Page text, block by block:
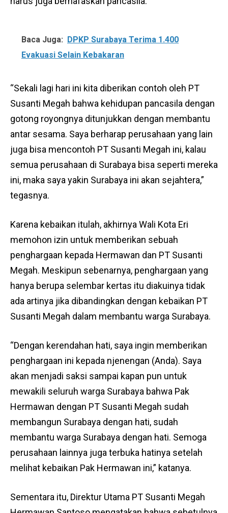
Baca Juga: DPKP Surabaya Terima 1.400
Evakuasi Selain Kebakaran
“Sekali lagi hari ini kita diberikan contoh oleh PT
Susanti Megah bahwa kehidupan pancasila dengan
gotong royongnya ditunjukkan dengan membantu
antar sesama. Saya berharap perusahaan yang lain
juga bisa mencontoh PT Susanti Megah ini, kalau
semua perusahaan di Surabaya bisa seperti mereka
ini, maka saya yakin Surabaya ini akan sejahtera,”
tegasnya.
Karena kebaikan itulah, akhirnya Wali Kota Eri
memohon izin untuk memberikan sebuah
penghargaan kepada Hermawan dan PT Susanti
Megah. Meskipun sebenarnya, penghargaan yang
hanya berupa selembar kertas itu diakuinya tidak
ada artinya jika dibandingkan dengan kebaikan PT
Susanti Megah dalam membantu warga Surabaya.
“Dengan kerendahan hati, saya ingin memberikan
penghargaan ini kepada njenengan (Anda). Saya
akan menjadi saksi sampai kapan pun untuk
mewakili seluruh warga Surabaya bahwa Pak
Hermawan dengan PT Susanti Megah sudah
membangun Surabaya dengan hati, sudah
membantu warga Surabaya dengan hati. Semoga
perusahaan lainnya juga terbuka hatinya setelah
melihat kebaikan Pak Hermawan ini,” katanya.
Sementara itu, Direktur Utama PT Susanti Megah